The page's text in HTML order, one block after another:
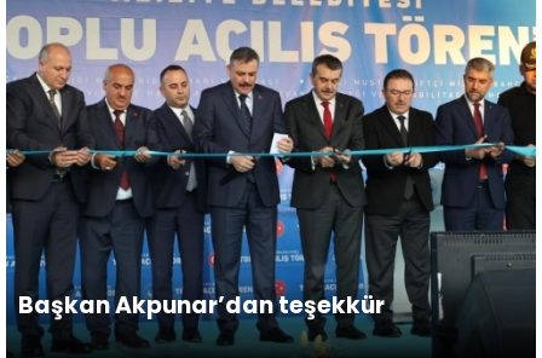
Başkan Akpunar’dan teşekkür